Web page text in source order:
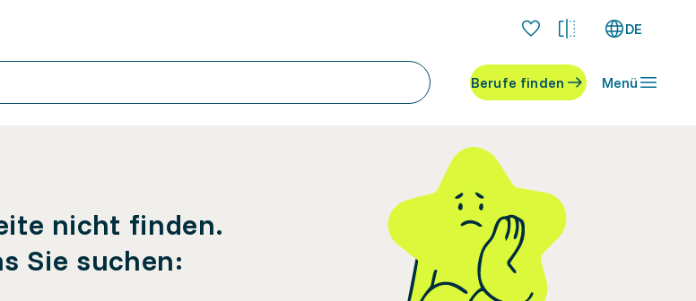
DE
Berufe finden Menü
nicht finden.
Sie suchen: